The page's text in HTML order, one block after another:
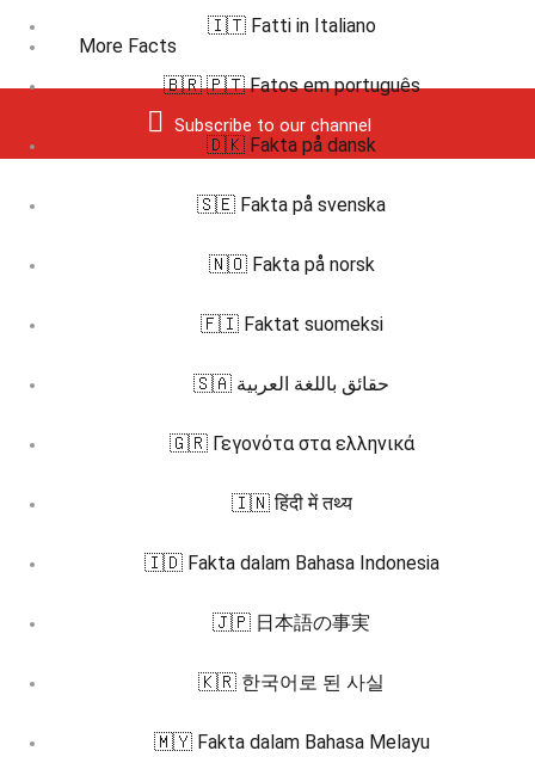
More Facts
Subscribe to our channel
🇮🇹 Fatti in Italiano
🇧🇷 🇵🇹 Fatos em português
🇩🇰 Fakta på dansk
🇸🇪 Fakta på svenska
🇳🇴 Fakta på norsk
🇫🇮 Faktat suomeksi
🇸🇦 حقائق باللغة العربية
🇬🇷 Γεγονότα στα ελληνικά
🇮🇳 हिंदी में तथ्य
🇮🇩 Fakta dalam Bahasa Indonesia
🇯🇵 日本語の事実
🇰🇷 한국어로 된 사실
🇲🇾 Fakta dalam Bahasa Melayu